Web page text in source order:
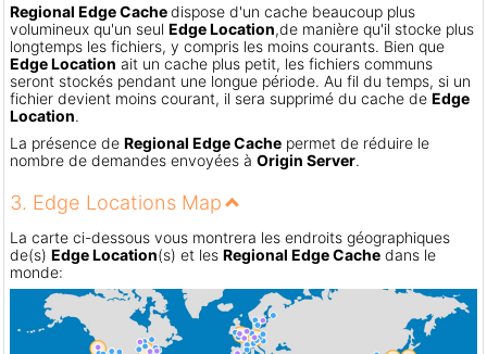
Regional Edge Cachedispose d'un cache beaucoup plus
volumineux qu'un seul Edge Location,de manière qu'il stocke plus
longtemps les fichiers, y compris les moins courants. Bien que
Edge Location ait un cache plus petit, les fichiers communs
seront stockés pendant une longue période. Au fil du temps, si un
fichier devient moins courant, il sera supprimé du cache de Edge
Location.
La présence de Regional Edge Cache permet de réduire le
nombre de demandes envoyées à Origin Server.
3. Edge Locations Map
La carte ci-dessous vous montrera les endroits géographiques
de(s) Edge Location(s) et les Regional Edge Cache dans le
monde: